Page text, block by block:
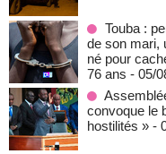
Touba :
de son mari,
né pour
76 ans - 05/
convoque le
hostilités » -